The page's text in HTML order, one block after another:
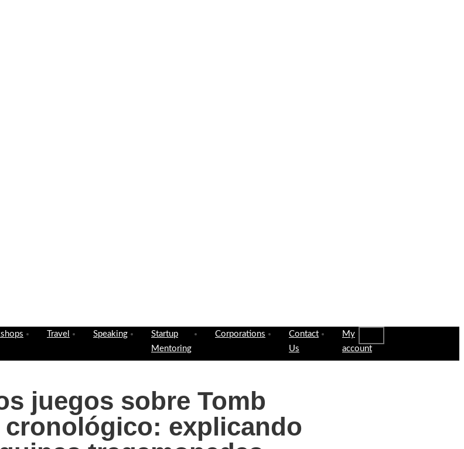
Travel Speaking
Startup
Mentoring
Corporations
Contact
Us
My
account
juegos sobre Tomb
explicando